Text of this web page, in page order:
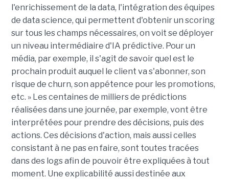
l'enrichissement de la data, l'intégration des équipes
de data science, qui permettent d'obtenir un scoring
sur tous les champs nécessaires, on voit se déployer
un niveau intermédiaire d'IA prédictive. Pour un
média, par exemple, il s'agit de savoir quel est le
prochain produit auquel le client va s'abonner, son
risque de churn, son appétence pour les promotions,
etc. » Les centaines de milliers de prédictions
réalisées dans une journée, par exemple, vont être
interprétées pour prendre des décisions, puis des
actions. Ces décisions d'action, mais aussi celles
consistant à ne pas en faire, sont toutes tracées
dans des logs afin de pouvoir être expliquées à tout
moment. Une explicabilité aussi destinée aux